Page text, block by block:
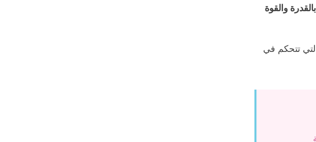
بالقدرة والقوة
تتحكم في